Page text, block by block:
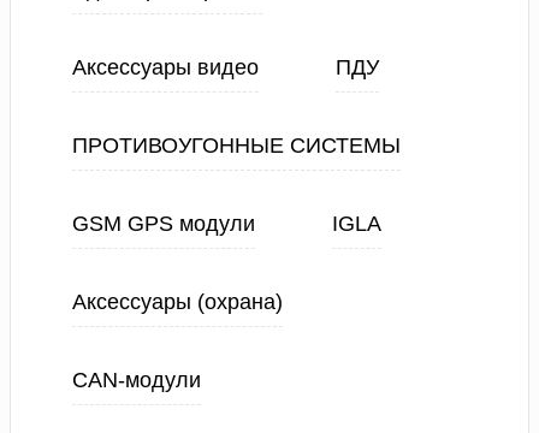
Аксессуары видео ПДУ
ПРОТИВОУГОННЫЕ СИСТЕМЫ
GSM GPS модули IGLA
Аксессуары (охрана)
CAN-модули